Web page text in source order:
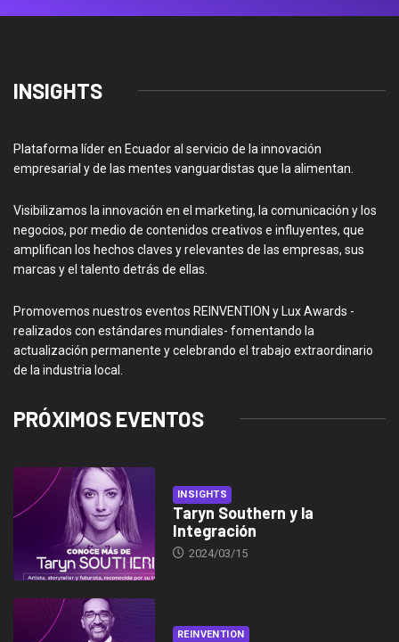
INSIGHTS
Plataforma líder en Ecuador al servicio de la innovación
empresarial y de las mentes vanguardistas que la alimentan.
Visibilizamos la innovación en el marketing, la comunicación y los
negocios, por medio de contenidos creativos e influyentes, que
amplifican los hechos claves y relevantes de las empresas, sus
marcas y el talento detrás de ellas.
Promovemos nuestros eventos REINVENTION y Lux Awards -
realizados con estándares mundiales- fomentando la
actualización permanente y celebrando el trabajo extraordinario
de la industria local.
PRÓXIMOS EVENTOS
INSIGHTS
Taryn Southern y la
Integración
2024/03/15
REINVENTION